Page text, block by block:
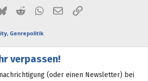
BlueskyRedditWhatsApp
E-MailLink
Genrepolitik
verpassen!
(oder einen Newsletter) bei